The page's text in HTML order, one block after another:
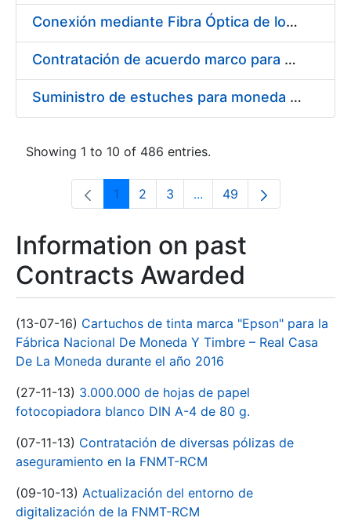
Conexión mediante Fibra Óptica de los Centros de Proceso de Datos (CPDs) de las sedes de la FNMT-RCM de Burgos y Madrid
Contratación de acuerdo marco para el Suministro de Material de Electricidad para la Fábrica Nacional de Moneda y Timbre-Real Casa de la Moneda en su centro de trabajo de Burgos
Suministro de estuches para moneda de 30 €
Showing 1 to 10 of 486 entries.
Page
1 Page
2 Page
3 ...Intermediate Pages Use
Page
49
Information on past
Contracts Awarded
(13-07-16) Cartuchos de tinta marca "Epson" para la
Fábrica Nacional De Moneda Y Timbre – Real Casa
De La Moneda durante el año 2016
(27-11-13) 3.000.000 de hojas de papel
fotocopiadora blanco DIN A-4 de 80 g.
(07-11-13) Contratación de diversas pólizas de
aseguramiento en la FNMT-RCM
(09-10-13) Actualización del entorno de
digitalización de la FNMT-RCM